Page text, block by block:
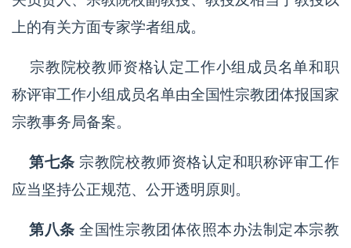
上的有关方面专家学者组成。
宗教院校教师资格认定工作小组成员名单和职
称评审工作小组成员名单由全国性宗教团体报国家
宗教事务局备案。
第七条 宗教院校教师资格认定和职称评审工作
应当坚持公正规范、公开透明原则。
第八条 全国性宗教团体依照本办法制定本宗教